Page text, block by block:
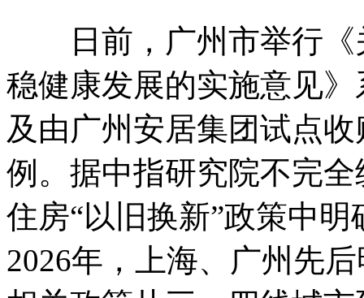
日前，广州市举行《
稳健康发展的实施意见
及由广州安居集团试点
例。据中指研究院不完
住房“以旧换新”政策中
2026年，上海、广州先